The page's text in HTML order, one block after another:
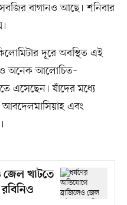
বাগানও আছে। শনিবার
দূরে অবস্থিত এই
অনেক আলোচিত–
এসেছেন। যাঁদের মধ্যে
আবদেলমাসিয়াহ এবং
জেল খাটতে